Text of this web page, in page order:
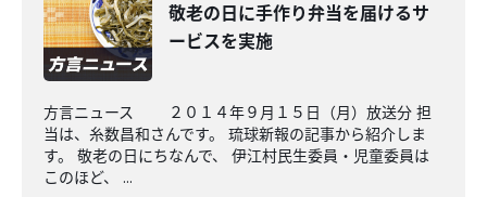
敬老の日に手作り弁当を届けるサ
ービスを実施
方言ニュース ２０１４年９月１５日（月）放送分 担
当は、糸数昌和さんです。 琉球新報の記事から紹介しま
す。 敬老の日にちなんで、 伊江村民生委員・児童委員は
このほど、 ...